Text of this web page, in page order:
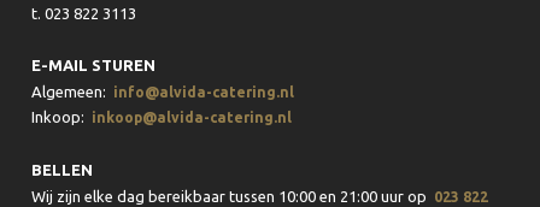
t. 023 822 3113
E-MAIL STUREN
Algemeen:
info@alvida-catering.nl
Inkoop: inkoop@alvida-catering.nl
BELLEN
Wij zijn elke dag bereikbaar tussen 10:00 en 21:00 uur op
023 822